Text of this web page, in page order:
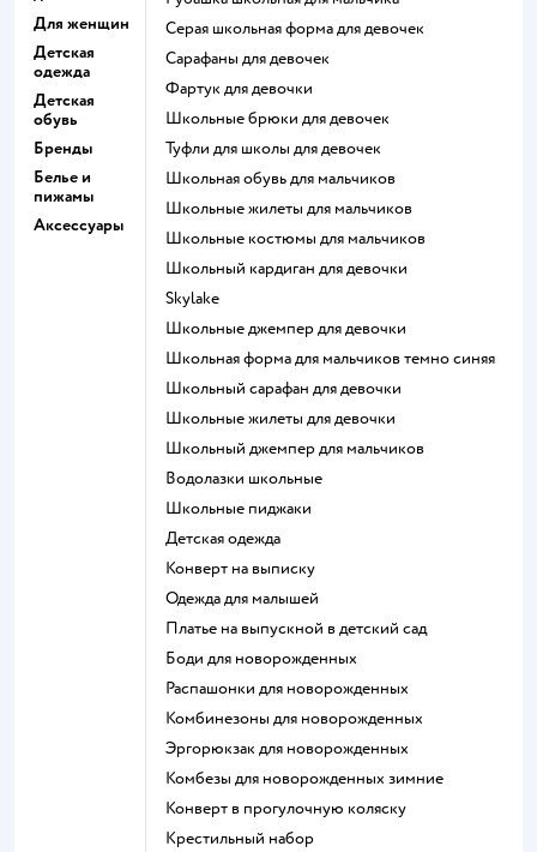
Для женщин
Детская
одежда
Детская
обувь
Бренды
Белье и
пижамы
Аксессуары
Серая школьная форма для девочек
Сарафаны для девочек
Фартук для девочки
Школьные брюки для девочек
Туфли для школы для девочек
Школьная обувь для мальчиков
Школьные жилеты для мальчиков
Школьные костюмы для мальчиков
Школьный кардиган для девочки
Skylake
Школьные джемпер для девочки
Школьная форма для мальчиков темно синяя
Школьный сарафан для девочки
Школьные жилеты для девочки
Школьный джемпер для мальчиков
Водолазки школьные
Школьные пиджаки
Детская одежда
Конверт на выписку
Одежда для малышей
Платье на выпускной в детский сад
Боди для новорожденных
Распашонки для новорожденных
Комбинезоны для новорожденных
Эргорюкзак для новорожденных
Комбезы для новорожденных зимние
Конверт в прогулочную коляску
Крестильный набор